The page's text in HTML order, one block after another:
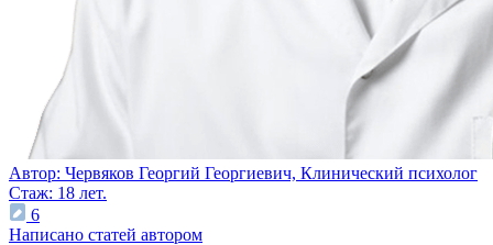
Автор: Червяков Георгий Георгиевич, Клинический психолог
Стаж: 18 лет.
6
Написано статей автором